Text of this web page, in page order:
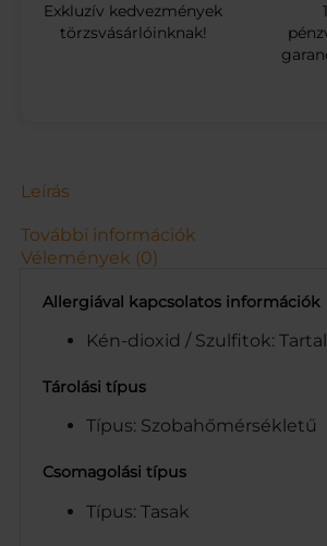
0
G
g
Exkluzív kedvezmények
törzsvásárlóinknak!
Leírás
További információk
Vélemények (0)
Allergiával kapcsolatos információk
Kén-dioxid / Szulfitok:
Tárolási típus
Típus: Szobahőmérsékletű
Csomagolási típus
Típus: Tasak